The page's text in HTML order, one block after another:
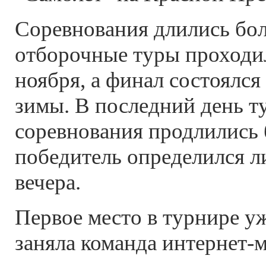
Соревнования длились
отборочные туры
ноября, а финал
зимы. В последний день
соревнования продлились
победитель определился
вечера.
Первое место в турнире
заняла команда интернет-